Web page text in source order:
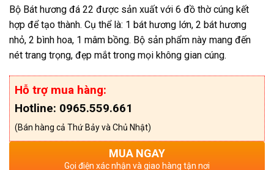
Bộ Bát hương đá 22 được sản xuất với 6 đồ thờ cúng kết
hợp để tạo thành. Cụ thể là: 1 bát hương lớn, 2 bát hương
nhỏ, 2 bình hoa, 1 mâm bồng. Bộ sản phẩm này mang đến
nét trang trọng, đẹp mắt trong mọi không gian cúng.
Hỗ trợ mua hàng:
Hotline: 0965.559.661
(Bán hàng cả Thứ Bảy và Chủ Nhật)
MUA NGAY
Gọi điện xác nhận và giao hàng tận nơi